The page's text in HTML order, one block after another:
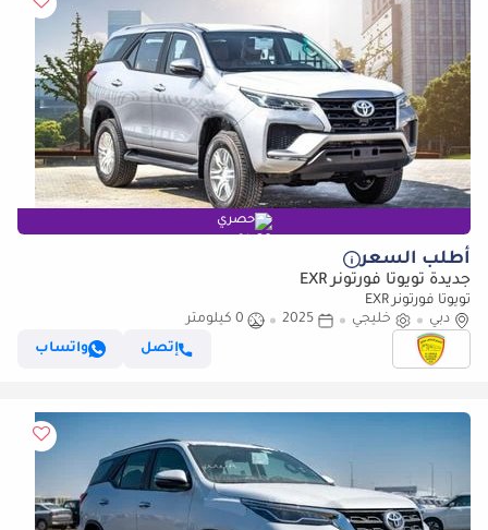
حصري
أطلب السعر
جديدة تويوتا فورتونر EXR
تويوتا فورتونر EXR
دبي
خليجي 2025
0 كيلومتر
إتصل
واتساب